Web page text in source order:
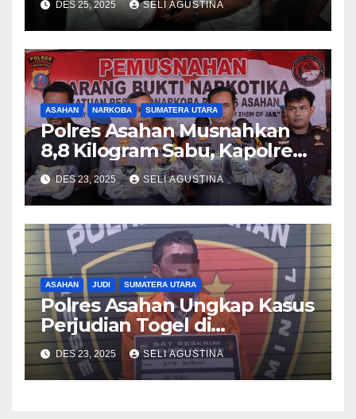
Malam Natal di Gereja HKBP
dan GKPI Kisaran
DES 25, 2025 SELI AGUSTINA
ASAHAN NARKOBA SUMATERA UTARA
Polres Asahan Musnahkan
8,8 Kilogram Sabu, Kapolres
Tegaskan Komitmen Perang
Terhadap Narkoba
DES 23, 2025 SELI AGUSTINA
ASAHAN JUDI SUMATERA UTARA
Polres Asahan Ungkap Kasus
Perjudian Togel di
Kabupaten Asahan
DES 23, 2025 SELI AGUSTINA